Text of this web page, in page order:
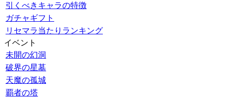
引くべきキャラの特徴
ガチャギフト
リセマラ当たりランキング
イベント
未開の幻洞
破界の星墓
天魔の孤城
覇者の塔